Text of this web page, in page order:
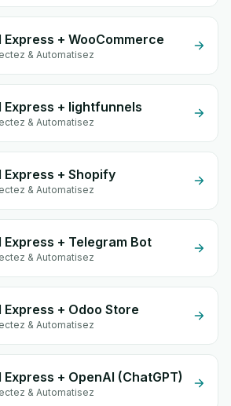
Express + WooCommerce
& Automatisez
Express + lightfunnels
& Automatisez
Express + Shopify
& Automatisez
Express + Telegram Bot
& Automatisez
Express + Odoo Store
& Automatisez
Express + OpenAI (ChatGPT)
& Automatisez